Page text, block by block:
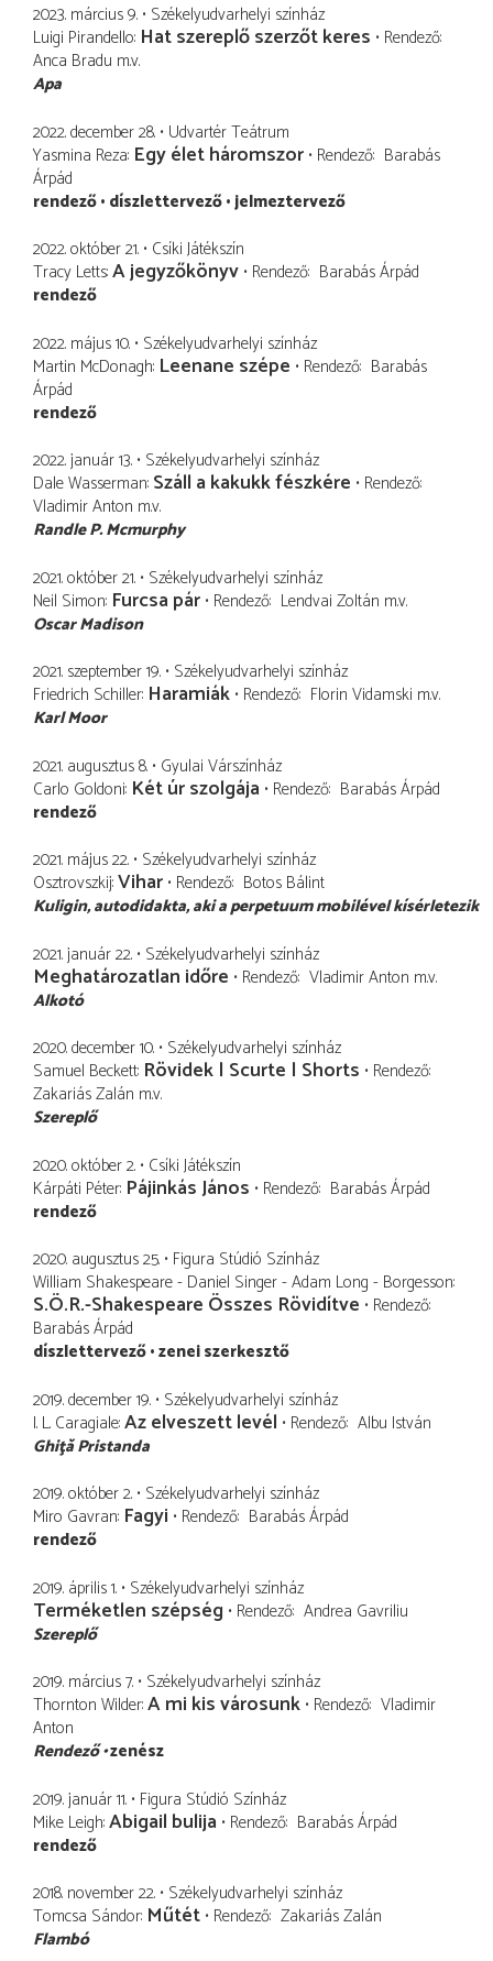
2023. március 9. Székelyudvarhelyi színház
Luigi Pirandello Hat szereplő szerzőt keres Rendező
Anca Bradu m.v.
Apa
2022. december 28. Udvartér Teátrum
Yasmina Reza Egy élet háromszor Rendező Barabás
Árpád
rendező díszlettervező jelmeztervező
2022. október 21. Csíki Játékszín
Tracy Letts A jegyzőkönyv Rendező Barabás Árpád
rendező
2022. május 10. Székelyudvarhelyi színház
Martin McDonagh Leenane szépe Rendező Barabás
Árpád
rendező
2022. január 13. Székelyudvarhelyi színház
Dale Wasserman Száll a kakukk fészkére Rendező
Vladimir Anton m.v.
Randle P. Mcmurphy
2021. október 21. Székelyudvarhelyi színház
Neil Simon Furcsa pár Rendező Lendvai Zoltán m.v.
Oscar Madison
2021. szeptember 19. Székelyudvarhelyi színház
Friedrich Schiller Haramiák Rendező Florin Vidamski m.v.
Karl Moor
2021. augusztus 8. Gyulai Várszínház
Carlo Goldoni Két úr szolgája Rendező Barabás Árpád
rendező
2021. május 22. Székelyudvarhelyi színház
Osztrovszkij Vihar Rendező Botos Bálint
Kuligin autodidakta, aki a perpetuum mobilével kísérletezik
2021. január 22. Székelyudvarhelyi színház
Meghatározatlan időre Rendező Vladimir Anton m.v.
Alkotó
2020. december 10. Székelyudvarhelyi színház
Samuel Beckett Rövidek | Scurte | Shorts Rendező
Zakariás Zalán m.v.
Szereplő
2020. október 2. Csíki Játékszín
Kárpáti Péter Pájinkás János Rendező Barabás Árpád
rendező
2020. augusztus 25. Figura Stúdió Színház
William Shakespeare - Daniel Singer - Adam Long - Borgesson
S.Ö.R.-Shakespeare Összes Rövidítve Rendező
Barabás Árpád
díszlettervező zenei szerkesztő
2019. december 19. Székelyudvarhelyi színház
I. L. Caragiale Az elveszett levél Rendező Albu István
Ghiţă Pristanda
2019. október 2. Székelyudvarhelyi színház
Miro Gavran Fagyi Rendező Barabás Árpád
rendező
2019. április 1. Székelyudvarhelyi színház
Terméketlen szépség Rendező Andrea Gavriliu
Szereplő
2019. március 7. Székelyudvarhelyi színház
Thornton Wilder A mi kis városunk Rendező Vladimir
Anton
Rendező zenész
2019. január 11. Figura Stúdió Színház
Mike Leigh Abigail bulija Rendező Barabás Árpád
rendező
2018. november 22. Székelyudvarhelyi színház
Tomcsa Sándor Műtét Rendező Zakariás Zalán
Flambó